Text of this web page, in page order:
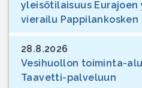
yleisötilaisuus
vierailu
28.8.2026
Vesihuollon toiminta-
Taavetti-palveluun